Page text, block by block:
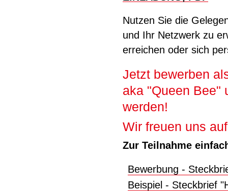
Nutzen Sie die
und Ihr Netzwerk zu
erreichen oder sich
Jetzt bewerben
aka "Queen Bee"
werden!
Wir freuen uns
Zur Teilnahme
Bewerbung -
Beispiel - Steckbrief